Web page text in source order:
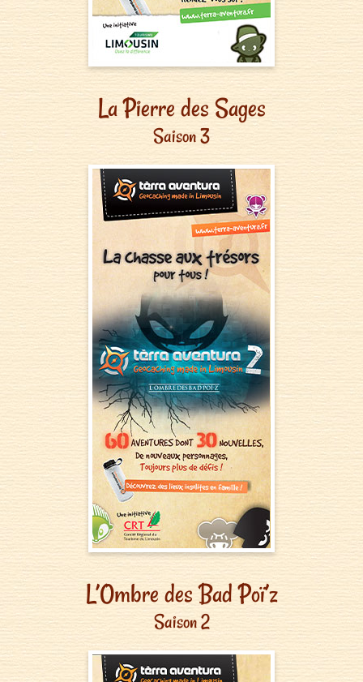
La Pierre des Sages
Saison 3
L’Ombre des Bad Poï’z
Saison 2